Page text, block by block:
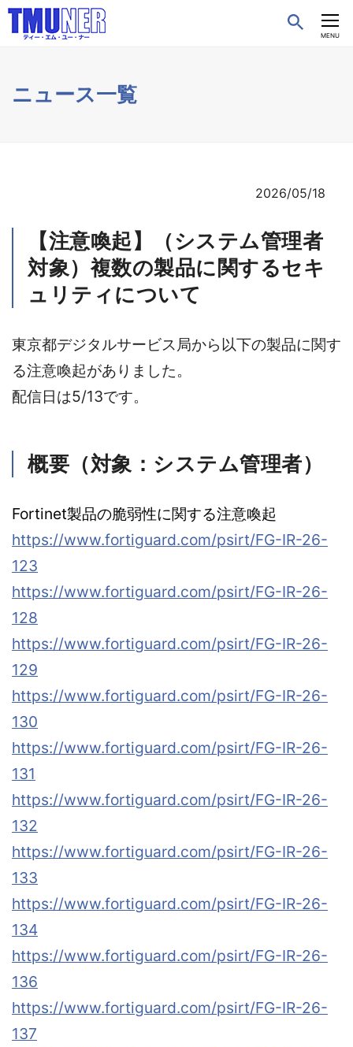
CLOSE
MENU
ニュース一覧
2026/05/18
【注意喚起】（システム管理者
対象）複数の製品に関するセキ
ュリティについて
東京都デジタルサービス局から以下の製品に関す
る注意喚起がありました。
配信日は5/13です。
概要（対象：システム管理者）
Fortinet製品の脆弱性に関する注意喚起
https://www.fortiguard.com/psirt/FG-IR-26-
123
https://www.fortiguard.com/psirt/FG-IR-26-
128
https://www.fortiguard.com/psirt/FG-IR-26-
129
https://www.fortiguard.com/psirt/FG-IR-26-
130
https://www.fortiguard.com/psirt/FG-IR-26-
131
https://www.fortiguard.com/psirt/FG-IR-26-
132
https://www.fortiguard.com/psirt/FG-IR-26-
133
https://www.fortiguard.com/psirt/FG-IR-26-
134
https://www.fortiguard.com/psirt/FG-IR-26-
136
https://www.fortiguard.com/psirt/FG-IR-26-
137